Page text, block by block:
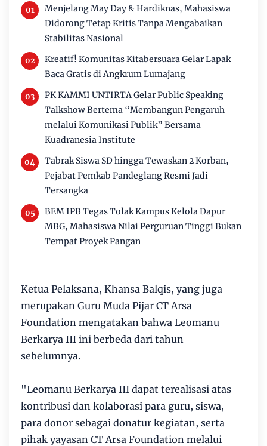
Menjelang May Day & Hardiknas, Mahasiswa
Didorong Tetap Kritis Tanpa Mengabaikan
Stabilitas Nasional
Kreatif! Komunitas Kitabersuara Gelar Lapak
Baca Gratis di Angkrum Lumajang
PK KAMMI UNTIRTA Gelar Public Speaking
Talkshow Bertema “Membangun Pengaruh
melalui Komunikasi Publik” Bersama
Kuadranesia Institute
Tabrak Siswa SD hingga Tewaskan 2 Korban,
Pejabat Pemkab Pandeglang Resmi Jadi
Tersangka
BEM IPB Tegas Tolak Kampus Kelola Dapur
MBG, Mahasiswa Nilai Perguruan Tinggi Bukan
Tempat Proyek Pangan
Ketua Pelaksana, Khansa Balqis, yang juga
merupakan Guru Muda Pijar CT Arsa
Foundation mengatakan bahwa Leomanu
Berkarya III ini berbeda dari tahun
sebelumnya.
"Leomanu Berkarya III dapat terealisasi atas
kontribusi dan kolaborasi para guru, siswa,
para donor sebagai donatur kegiatan, serta
pihak yayasan CT Arsa Foundation melalui